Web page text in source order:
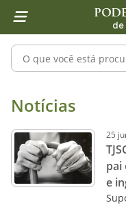
1 Ir para o conteúdo
2 Ir para a ferramenta
4 Ir para o menu
5 Ir para a pesquisa
6 Ir para o rodapé
7 Ir para a página inicial
Pesquisar no
Notícias -
Notícias
25
pai
e